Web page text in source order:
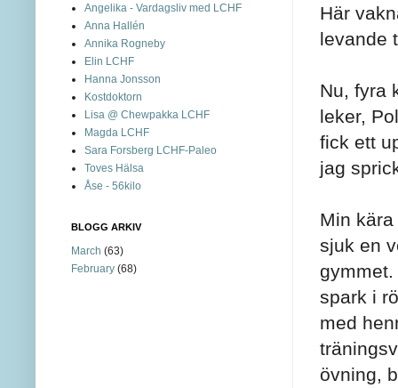
Här
levande
Nu, fyra
leker,
fick ett
jag
Min
sjuk en
spark i
med
övning,
Angelika - Vardagsliv med LCHF
Anna Hallén
Annika Rogneby
Elin LCHF
Hanna Jonsson
Kostdoktorn
Lisa @ Chewpakka LCHF
Magda LCHF
Sara Forsberg LCHF-Paleo
Toves Hälsa
Åse - 56kilo
BLOGG ARKIV
March (63)
February (68)